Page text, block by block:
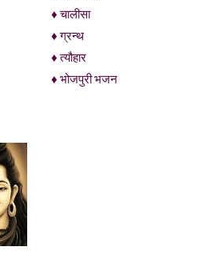
♦ चालीसा
♦ ग्रन्थ
♦ त्यौहार
♦ भोजपुरी भजन